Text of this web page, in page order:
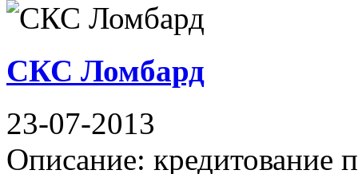
СКС Ломбард
23-07-2013
Описание: кредитование